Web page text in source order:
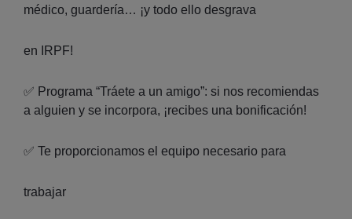
médico, guardería… ¡y todo ello desgrava
en IRPF!
✅ Programa “Tráete a un amigo”: si nos recomiendas
a alguien y se incorpora, ¡recibes una bonificación!
✅ Te proporcionamos el equipo necesario para
trabajar